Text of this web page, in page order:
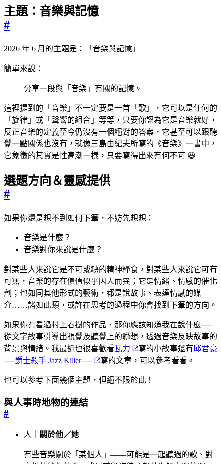
主題：音樂與記憶
#
2026 年 6 月的主題是：「音樂與記憶」
簡單來說：
分享一段與「音樂」有關的記憶。
這裡提到的「音樂」不一定要是一首「歌」，它可以是任何的
「旋律」或「聲響的組合」等等，只要你認為它是音樂就好，
反正音樂的定義至今仍沒有一個絕對的答案，它甚至可以跟聽
覺一點關係也沒有，就像三島由紀夫所寫的《音樂》一書中，
它象徵的其實是性高潮一樣，只要寫得出來有何不可 😆
選題方向＆靈感提供
#
如果你還是想不到如何下筆，不妨先想想：
音樂是什麼？
音樂對你來說是什麼？
對某些人來說它是不可或缺的精神糧食，對某些人來說它可有
可無，音樂的存在價值似乎因人而異；它是情緒、情感的催化
劑；也如同其他形式的藝術，都是說故事、表達情感的媒
介……諸如此類，或許在思考的過程中你會找到下筆的方向。
如果你有看過村上春樹的作品，那你應該知道我在說什麼──
從文字故事引導出視覺及聽覺上的聯想，透過音樂反映故事的
背景與情緒。我最近也很喜歡看瓦力 寫的小故事還有 邱君豪
──爵士殺手 Jazz Killer──
寫的文章，可以參考看看。
也可以參考下面幾個主題，但絕不限於此！
與人事時地物的連結
#
人｜ 關於他／她
有些音樂關於「某個人」——可能是一起聽過的歌、對